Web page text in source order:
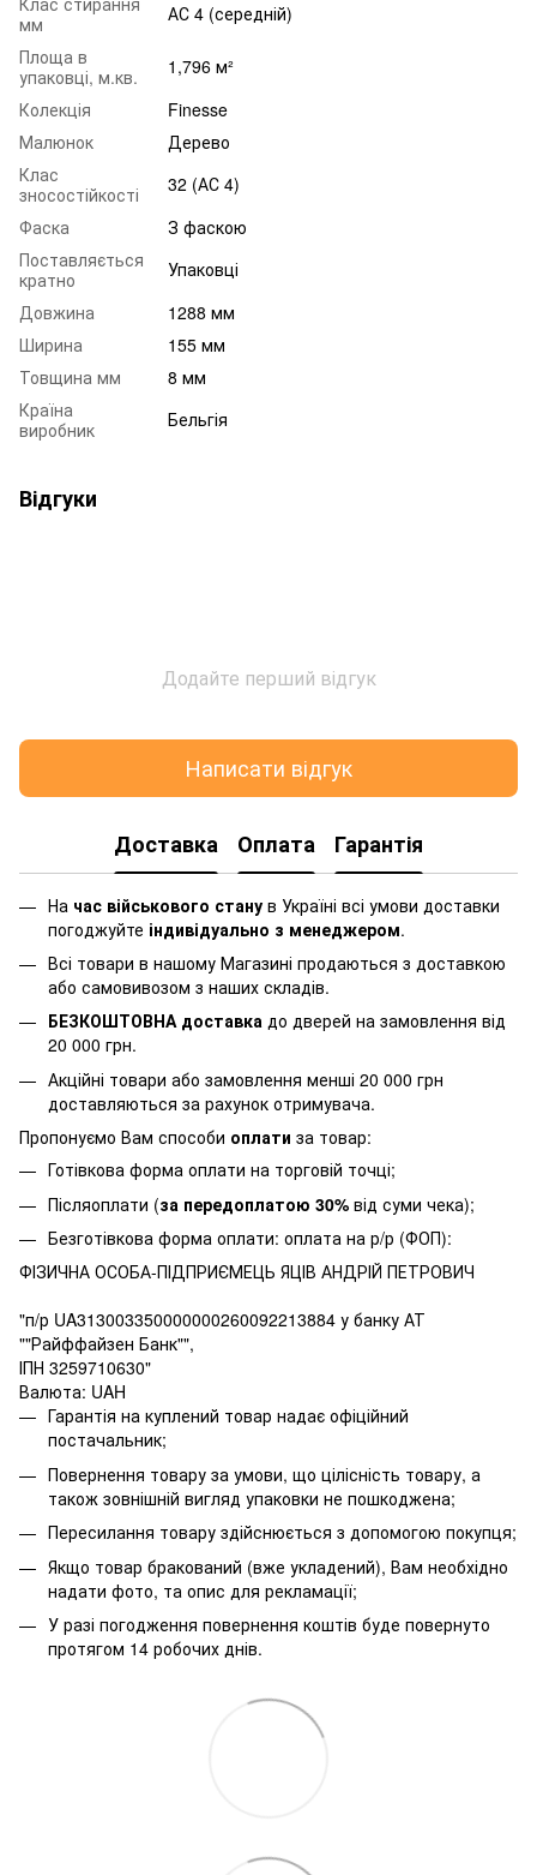
мм
АС 4 (середній)
Площа в
упаковці, м.кв.
1,796 м²
Колекція
Finesse
Малюнок
Дерево
Клас
зносостійкості
32 (АС 4)
Фаска
З фаскою
Поставляється
кратно
Упаковці
Довжина
1288 мм
Ширина
155 мм
Товщина мм
8 мм
Країна
виробник
Бельгія
Відгуки
Додайте перший відгук
Написати відгук
Доставка Оплата Гарантія
На час військового стану в Україні всі умови доставки
погоджуйте індивідуально з менеджером.
Всі товари в нашому Магазині продаються з доставкою
або самовивозом з наших складів.
БЕЗКОШТОВНА доставка до дверей на замовлення від
20 000 грн.
Акційні товари або замовлення менші 20 000 грн
доставляються за рахунок отримувача.
Пропонуємо Вам способи оплати за товар:
Готівкова форма оплати на торговій точці;
Післяоплати (за передоплатою 30% від суми чека);
Безготівкова форма оплати: оплата на р/р (ФОП):
ФІЗИЧНА ОСОБА-ПІДПРИЄМЕЦЬ ЯЦІВ АНДРІЙ ПЕТРОВИЧ
"п/р UA313003350000000260092213884 у банку АТ
""Райффайзен Банк"",
ІПН 3259710630"
Валюта: UAH
Гарантія на куплений товар надає офіційний
постачальник;
Повернення товару за умови, що цілісність товару, а
також зовнішній вигляд упаковки не пошкоджена;
Пересилання товару здійснюється з допомогою покупця;
Якщо товар бракований (вже укладений), Вам необхідно
надати фото, та опис для рекламації;
У разі погодження повернення коштів буде повернуто
протягом 14 робочих днів.